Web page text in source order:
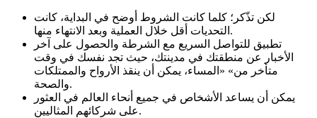
لكن تذّكر؛ كلما كانت الشروط أوضح في البداية، كانت
التحديات أقل خلال العملية وبعد الانتهاء منها.
تطبيق للتواصل السريع مع الشرطة والحصول على آخر
الأخبار عن منطقتك في مدينتك، حيث تجد نفسك في وقت
متأخر من» «المساء، يمكن أن ينقذ الأرواح والممتلكات
والصحة.
يمكن أن يساعد الأشخاص في جميع أنحاء العالم في العثور
على شركائهم المثاليين.